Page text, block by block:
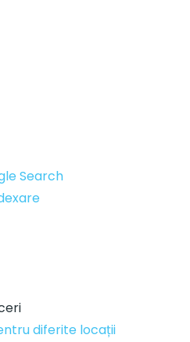
Search
diferite locații